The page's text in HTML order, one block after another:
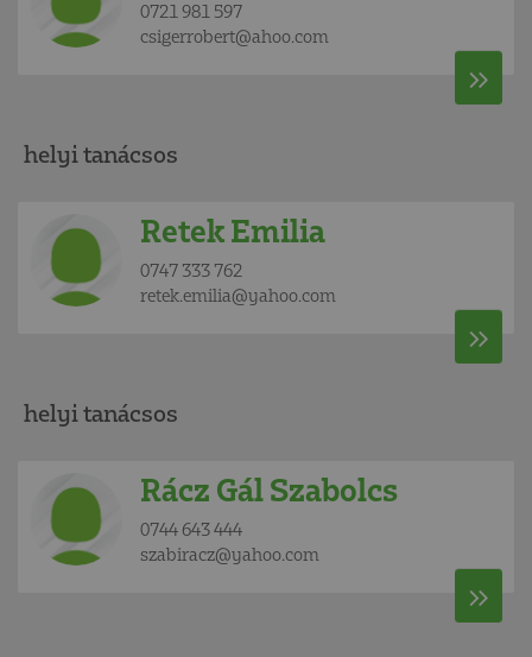
0721 981 597
csigerrobert@ahoo.com
helyi tanácsos
Retek Emilia
0747 333 762
retek.emilia@yahoo.com
helyi tanácsos
Rácz Gál Szabolcs
0744 643 444
szabiracz@yahoo.com